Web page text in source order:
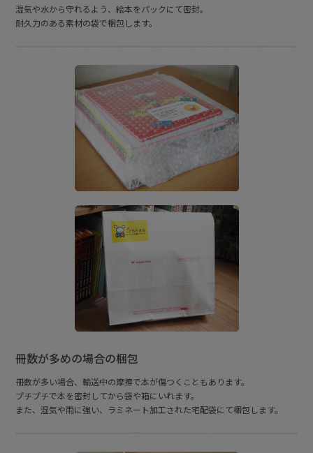
湿気や水から守れるよう、絵本をパックにて密封。
耐久力のある素材の袋で梱包します。
冊数が多めの場合の梱包
冊数が多い場合、輸送中の摩擦で本が傷つくこともあります。
プチプチで本を密封してから袋や箱にいれます。
また、湿気や雨に強い、ラミネート加工された宅配袋にて梱包します。